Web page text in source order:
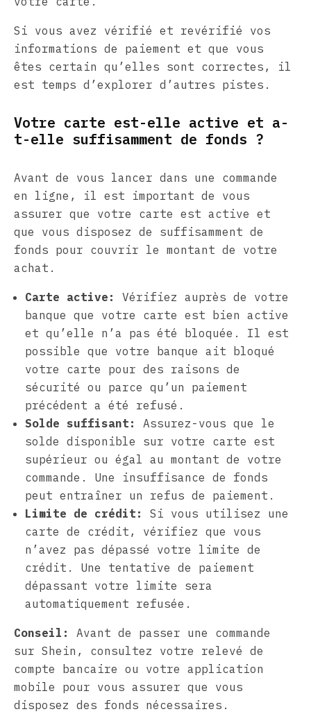
Si vous avez vérifié et revérifié vos
informations de paiement et que vous
êtes certain qu’elles sont correctes, il
est temps d’explorer d’autres pistes.
Votre carte est-elle active et a-
t-elle suffisamment de fonds ?
Avant de vous lancer dans une commande
en ligne, il est important de vous
assurer que votre carte est active et
que vous disposez de suffisamment de
fonds pour couvrir le montant de votre
achat.
Carte active:
Vérifiez auprès de votre
banque que votre carte est bien active
et qu’elle n’a pas été bloquée. Il est
possible que votre banque ait bloqué
votre carte pour des raisons de
sécurité ou parce qu’un paiement
précédent a été refusé.
Solde suffisant:
Assurez-vous que le
solde disponible sur votre carte est
supérieur ou égal au montant de votre
commande. Une insuffisance de fonds
peut entraîner un refus de paiement.
Limite de crédit:
Si vous utilisez une
carte de crédit, vérifiez que vous
n’avez pas dépassé votre limite de
crédit. Une tentative de paiement
dépassant votre limite sera
automatiquement refusée.
Conseil:
Avant de passer une commande
sur Shein, consultez votre relevé de
compte bancaire ou votre application
mobile pour vous assurer que vous
disposez des fonds nécessaires.